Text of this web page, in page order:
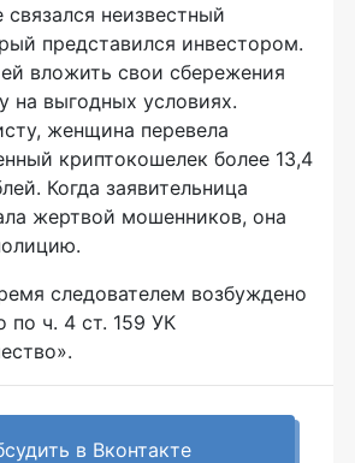
неизвестный
представился инвестором.
вложить свои сбережения
на выгодных условиях.
женщина перевела
криптокошелек более 13,4
Когда заявительница
жертвой мошенников, она
следователем возбуждено
по ч. 4 ст. 159 УК
в Вконтакте